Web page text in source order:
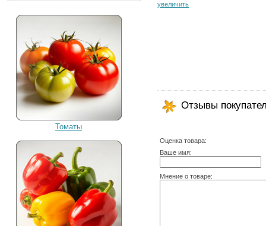
Томаты
увеличить
Отзывы
Оценка товара:
Ваше имя:
Мнение о товаре: